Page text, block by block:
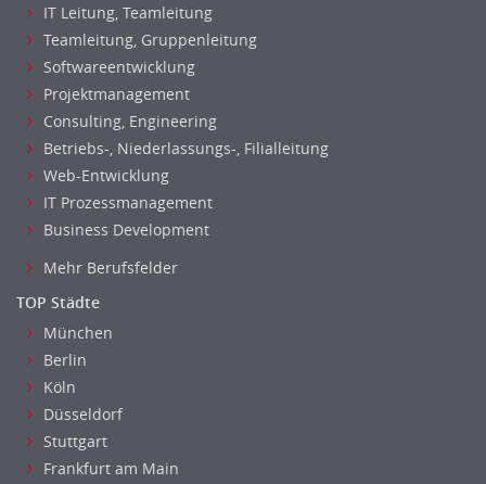
Materialwissenschaft
Mechatronik
Medizintechnik
Optiker, Akustiker
Brandschutz
Prozessmanagement
Qualitätsmanagement
Technische Dokumentation
Verfahrenstechnik
Vertriebsingenieur
Wirtschaftsingenieur
Consulting, Engineering
IT Leitung, Teamleitung
Teamleitung, Gruppenleitung
Softwareentwicklung
Projektmanagement
Consulting, Engineering
Betriebs-, Niederlassungs-, Filialleitung
Web-Entwicklung
IT Prozessmanagement
Business Development
Mehr Berufsfelder
TOP Städte
München
Berlin
Köln
Düsseldorf
Stuttgart
Frankfurt am Main